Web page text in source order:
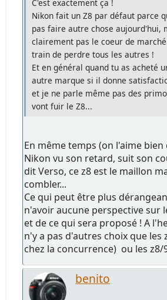
C'est exactement ça !
Nikon fait un Z8 par défaut parce
pas faire autre chose aujourd'hui,
clairement pas le coeur de
train de perdre tous les autres !
Et en général quand tu as acheté
autre marque si il donne
et je ne parle même pas des
vont fuir le Z8...
En même temps (on l'aime bien
Nikon vu son retard, suit son
dit Verso, ce z8 est le maillon
combler...
Ce qui peut être plus
n'avoir aucune perspective sur
et de ce qui sera proposé ! A
n'y a pas d'autres choix que les
chez la concurrence) ou les z8/
benito